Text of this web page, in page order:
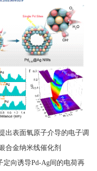
表面氧原子介导的电子调
合金纳米线催化剂
定向诱导Pd-Ag间的电荷再